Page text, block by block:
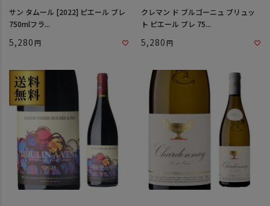
サン タムール [2022] ピエール ブレ
750mlフラ...
5,280
クレマン ド ブルゴーニュ ブリュッ
ト ピエール ブレ 75...
5,280